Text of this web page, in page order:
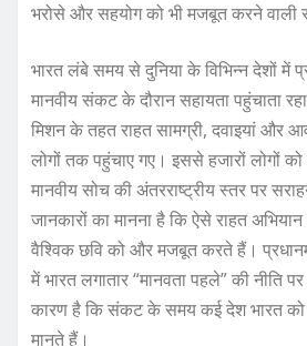
भरोसे और सहयोग को भी मजबूत करने वाली
भारत लंबे समय से दुनिया के विभिन्न देशों
मानवीय संकट के दौरान सहायता पहुंचाता
मिशन के तहत राहत सामग्री, दवाइयां और
लोगों तक पहुंचाए गए। इससे हजारों लोगों
मानवीय सोच की अंतरराष्ट्रीय स्तर पर
जानकारों का मानना है कि ऐसे राहत
वैश्विक छवि को और मजबूत करते हैं।
में भारत लगातार “मानवता पहले” की नीति
कारण है कि संकट के समय कई देश भारत को
मानते हैं।